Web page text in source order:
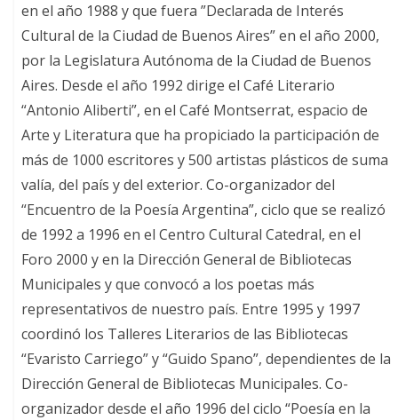
en el año 1988 y que fuera ”Declarada de Interés
Cultural de la Ciudad de Buenos Aires” en el año 2000,
por la Legislatura Autónoma de la Ciudad de Buenos
Aires. Desde el año 1992 dirige el Café Literario
“Antonio Aliberti”, en el Café Montserrat, espacio de
Arte y Literatura que ha propiciado la participación de
más de 1000 escritores y 500 artistas plásticos de suma
valía, del país y del exterior. Co-organizador del
“Encuentro de la Poesía Argentina”, ciclo que se realizó
de 1992 a 1996 en el Centro Cultural Catedral, en el
Foro 2000 y en la Dirección General de Bibliotecas
Municipales y que convocó a los poetas más
representativos de nuestro país. Entre 1995 y 1997
coordinó los Talleres Literarios de las Bibliotecas
“Evaristo Carriego” y “Guido Spano”, dependientes de la
Dirección General de Bibliotecas Municipales. Co-
organizador desde el año 1996 del ciclo “Poesía en la